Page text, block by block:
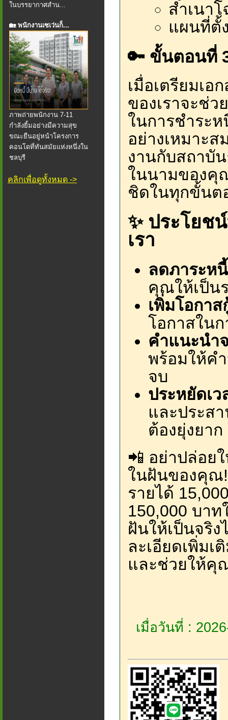
ในบรรยากาศสำน...
🏡 พนักงานเซเว่นก็...
ภาพถ่ายพนักงาน 7-11
กำลังยิ้มอย่างมีความสุข
ขณะยืนอยู่หน้าโครงการ
คอนโดที่ทันสมัยแห่งหนึ่งใน
ชลบุรี
คลิกเพื่อดูทั้งหมด ->
สำเนา
แผนที่ตั้
🔑 ขั้นตอนที่
เมื่อเตรียมเ
ของเราจะช่
ในการชำระ
อย่างเหมาะ
งานกับสถาบั
ในนามของคุ
ชิดในทุกขั้นต
✨ ประโยช
เรา
ลดภาระห
คุณให้เป็น
เพิ่มโอกา
โอกาสใน
คำแนะนำ
พร้อมให้ค
จบ
ประหยัดเว
และประส
ต้องยุ่งยาก
📲 อย่าปล่อย
ในฝันของคุณ
รายได้
150,000 บา
ฝันให้เป็นจริง
ละเอียดเพิ่มเ
และช่วยให้คุ
เมื่อวันที่ :